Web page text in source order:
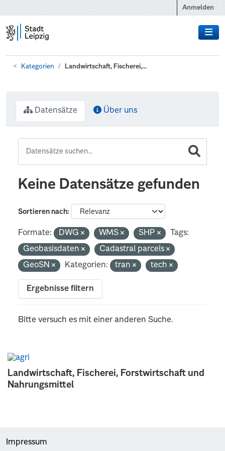
Anmelden
Kategorien Landwirtschaft, Fischerei,...
Landwirtschaft, Fischerei, Forstwirtschaft und
Nahrungsmittel
Datensätze Über uns
Keine Datensätze gefunden
Sortieren nach
Formate: DWG WMS SHP
Tags:
Geobasisdaten
Cadastral parcels
GeoSN
Kategorien: tran tech
Ergebnisse filtern
Bitte versuch es mit einer anderen Suche.
Impressum